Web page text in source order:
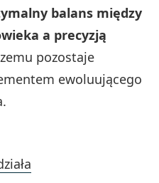
balans między
a precyzją
pozostaje
ewoluującego